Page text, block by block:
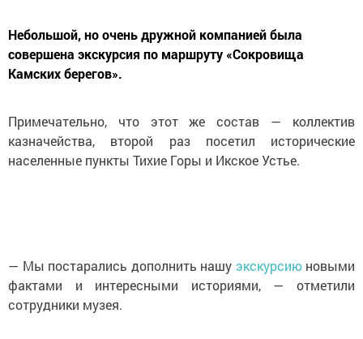
Небольшой, но очень дружной компанией была
совершена экскурсия по маршруту «Сокровища
Камских берегов».
Примечательно, что этот же состав — коллектив
казначейства, второй раз посетил исторические
населенные пункты Тихие Горы и Икское Устье.
— Мы постарались дополнить нашу экскурсиюновыми
фактами и интересными историями, — отметили
сотрудники музея.